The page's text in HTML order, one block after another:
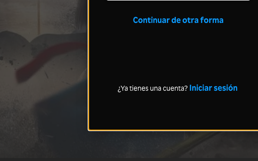
Continuar de otra forma
¿Ya tienes una cuenta? Iniciar sesión